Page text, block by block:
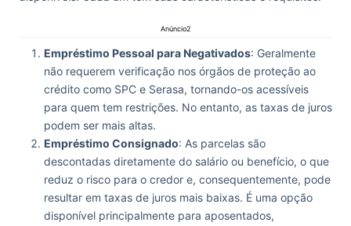
Anúncio2
Empréstimo Pessoal para Negativados: Geralmente
não requerem verificação nos órgãos de proteção ao
crédito como SPC e Serasa, tornando-os acessíveis
para quem tem restrições. No entanto, as taxas de juros
podem ser mais altas.
Empréstimo Consignado: As parcelas são
descontadas diretamente do salário ou benefício, o que
reduz o risco para o credor e, consequentemente, pode
resultar em taxas de juros mais baixas. É uma opção
disponível principalmente para aposentados,